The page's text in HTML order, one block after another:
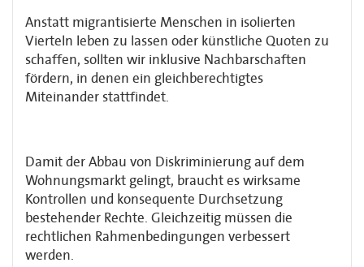
Anstatt migrantisierte Menschen in isolierten
Vierteln leben zu lassen oder künstliche Quoten zu
schaffen, sollten wir inklusive Nachbarschaften
fördern, in denen ein gleichberechtigtes
Miteinander stattfindet.
Damit der Abbau von Diskriminierung auf dem
Wohnungsmarkt gelingt, braucht es wirksame
Kontrollen und konsequente Durchsetzung
bestehender Rechte. Gleichzeitig müssen die
rechtlichen Rahmenbedingungen verbessert
werden.